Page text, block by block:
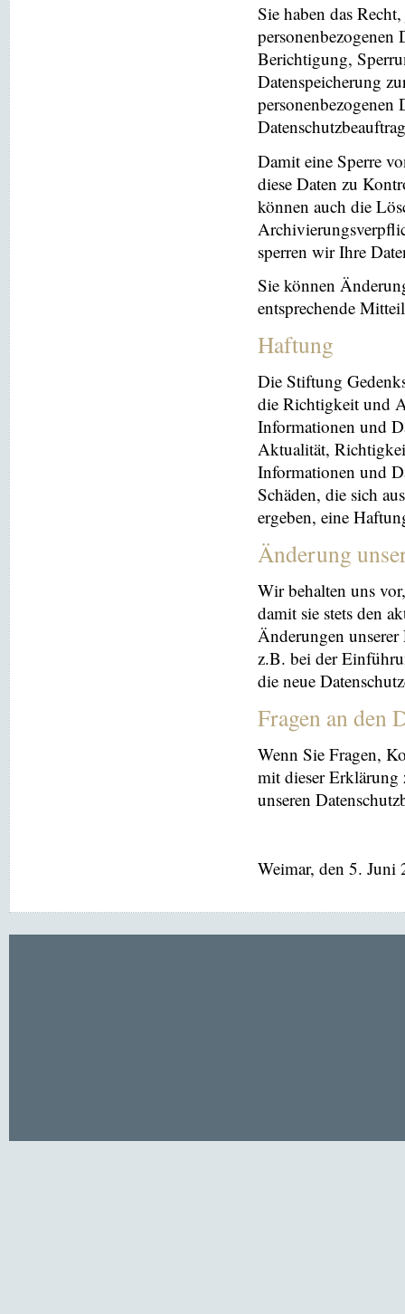
Sie haben das
personenbezogenen
Berichtigung,
Datenspeicherung
personenbezogenen
Damit eine Sperre
diese Daten zu
können auch die
sperren wir Ihre
Sie können
entsprechende
Haftung
Die Stiftung
die Richtigkeit und
Informationen und
Aktualität,
Informationen und
Schäden, die sich
ergeben, eine
Änderung
Wir behalten uns
damit sie stets den
Änderungen
z.B. bei der
die neue
Fragen an den
Wenn Sie Fragen,
mit dieser Erklärung
unseren
Weimar, den 5. Juni